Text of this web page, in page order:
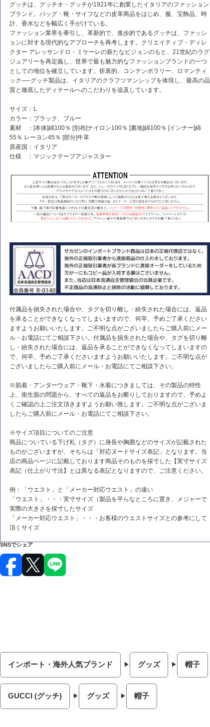
グッチは、グッチオ・グッチが1921年に創業したイタリアのファッション
ブランド。バッグ・靴・サイフなどの皮革商品をはじめ、服、宝飾品、時
計、香水などを幅広く手がけている。
ファッション業界を牽引し、革新的で、進歩的であるグッチは、ファッシ
ョンに対する現代的なアプローチを再考します。クリエイティブ・ディレ
クター アレッサンドロ・ミケーレの新たなビジョンのもと、21世紀のラグ
ジュアリーを再定義し、世界で最も魅力的なファッションブランドの一つ
としての地位を確立しています。折衷的、コンテンポラリー、ロマンティ
ック──グッチ製品は、イタリアのクラフツマンシップを体現し、最高の品
質と徹底したディテールへのこだわりを追及しています。
サイズ：L
カラー：ブラック、ブルー
素材 ：[本体]綿100％ [別布]ナイロン100％ [裏地]綿100％ [インナー]綿
55％ レーヨン45％ [部分]牛革
原産国：イタリア
仕様 ：マジックテープアジャスター
付属品を損失された場合や、タグを切り離し・紛失された場合には、返品
を承ることができなくなってしまいますので、何卒、予めご了承ください
ますようお願いいたします。ご不明な点がございましたらご購入前にメー
ル・お電話にてご相談下さい。付属品を損失された場合や、タグを切り離
し・紛失された場合には、返品を承ることができなくなってしまいますの
で、何卒、予めご了承くださいますようお願いいたします。ご不明な点が
ございましたらご購入前にメール・お電話にてご相談下さい。
※肌着・アンダーウェア・靴下・水着につきましては、その製品の特性
上、衛生面の問題から、すべての返品をお断りしておりますので、予めよ
くご確認の上ご注文頂きますようお願い致します。ご不明な点がございま
したらご購入前にメール・お電話にてご相談下さい。
※サイズ項目についてのご注意
商品についている下げ札（タグ）に身長や胸囲などのサイズが記載された
ものがございますが、そちらは「対応ヌードサイズ表記」となります。当
店の商品ページに記載しております商品そのものを採寸した【実寸サイズ
表記（仕上がり寸法】とは異なる表記となりますので、ご注意ください。
例：「ウエスト」と「メーカー対応ウエスト」の違い
「ウエスト」・・・実寸サイズ（製品を平らなところに置き、メジャーで
実際の大きさを採寸したサイズ
「メーカー対応ウエスト」・・・お客様のウエストサイズとの参考にして
頂くサイズ
SNSでシェア
インポート・海外人気ブランド グッズ 帽子
GUCCI (グッチ) グッズ 帽子